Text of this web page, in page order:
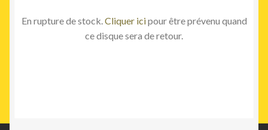
En rupture de stock. Cliquer icipour être prévenu quand
ce disque sera de retour.